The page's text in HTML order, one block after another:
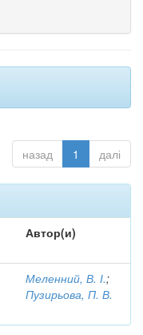
назад 1 далі
Автор(и)
Меленний, В. І.;
Пузирьова, П. В.